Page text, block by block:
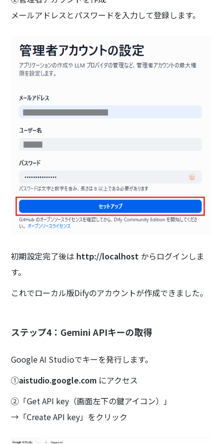
メールアドレスとパスワードを入力して登録します。
初期設定完了後は http://localhost からログインしま
す。
これでローカル版Difyのアカウントが作成できました。
ステップ4：Gemini APIキーの取得
Google AI Studioでキーを発行します。
①aistudio.google.com にアクセス
②「Get API key（画面左下の鍵アイコン）」
→「Create API key」をクリック